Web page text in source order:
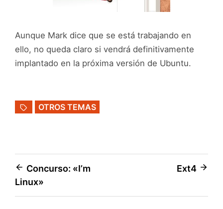
Aunque Mark dice que se está trabajando en
ello, no queda claro si vendrá definitivamente
implantado en la próxima versión de Ubuntu.
OTROS TEMAS
Navegación
de
Concurso: «I’m
Linux»
Ext4